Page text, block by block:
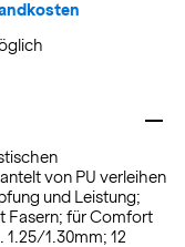
von PU verleihen
und Leistung;
Fasern; für Comfort
1.25/1.30mm; 12